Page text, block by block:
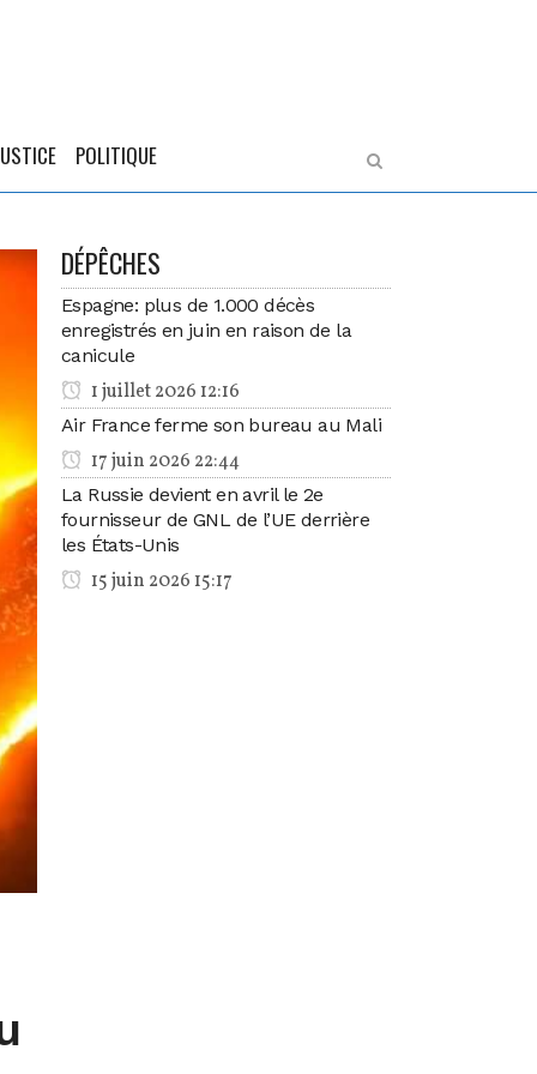
POLITIQUE
DÉPÊCHES
Espagne: plus de 1.000 décès
enregistrés en juin en raison de la
canicule
1 juillet 2026 12:16
Air France ferme son bureau au Mali
17 juin 2026 22:44
La Russie devient en avril le 2e
fournisseur de GNL de l’UE derrière
les États-Unis
15 juin 2026 15:17